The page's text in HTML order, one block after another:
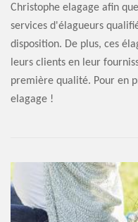
Christophe elagage afin
services d'élagueurs
disposition. De plus, ces
leurs clients en leur
première qualité. Pour en
elagage !